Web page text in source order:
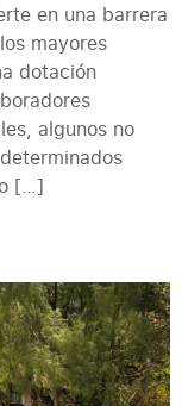
en una barrera
mayores
dotación
algunos no
[…]